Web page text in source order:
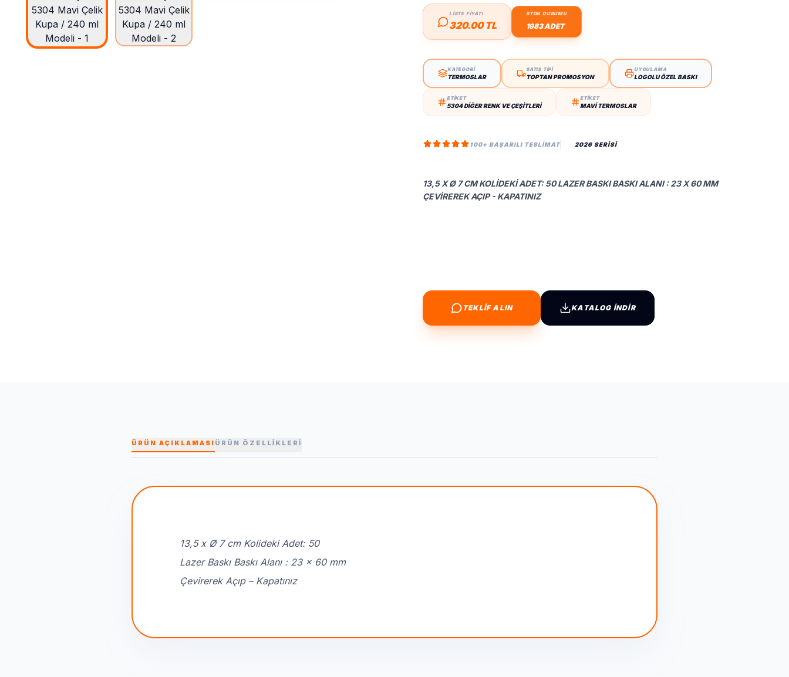
LİSTE FİYATI
320.00 TL
STOK DURUMU
1983 ADET
KATEGORİ
TERMOSLAR
SATIŞ TİPİ
TOPTAN PROMOSYON
UYGULAMA
LOGOLU ÖZEL BASKI
ETİKET
5304 DIĞER RENK VE ÇEŞITLERI
ETİKET
MAVI TERMOSLAR
100+ BAŞARILI TESLIMAT 2026 SERİSİ
13,5 X Ø 7 CM KOLIDEKI ADET: 50 LAZER BASKI BASKI ALANI : 23 X 60 MM
ÇEVIREREK AÇIP - KAPATINIZ
TEKLİF ALIN KATALOG İNDİR
ÜRÜN AÇIKLAMASI ÜRÜN ÖZELLİKLERİ
13,5 x Ø 7 cm Kolideki Adet: 50
Lazer Baskı Baskı Alanı : 23 x 60 mm
Çevirerek Açıp – Kapatınız